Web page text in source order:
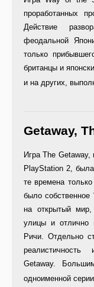
проработанных
Действие
феодальной
только
британцы и
и на других,
Getaway,
Игра The
PlayStation 2,
те времена
было
на открытый мир,
улицы и отлично
Ричи. Отдельно
Getaway.
одноименной